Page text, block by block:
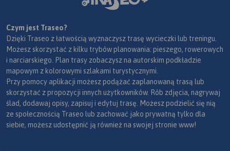
Czym jest Traseo?
Dzięki Traseo z łatwością wyznaczysz trasę wycieczki lub treningu.
Możesz skorzystać z kilku trybów planowania: pieszego, rowerowych
i narciarskiego. Plan trasy zobaczysz na autorskim podkładzie
mapowym z kolorowymi szlakami turystycznymi.
Przy pomocy aplikacji możesz podążać zaplanowaną trasą lub
skorzystać z propozycji innych użytkowników. Rób zdjęcia, nagrywaj
ślad, dodawaj opisy, zapisuj i edytuj trasę. Możesz podzielić się nią
ze społecznością Traseo lub zachować jako prywatną tylko dla
siebie, możesz udostępnić ją również na swojej stronie www!